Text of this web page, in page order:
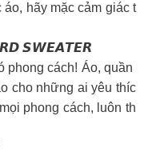
hãy mặc cảm giác t
𝙎𝙒𝙀𝘼𝙏𝙀𝙍
phong cách! Áo, quần
cho những ai yêu thíc
phong cách, luôn th